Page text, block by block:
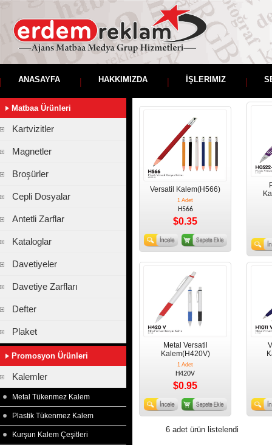
ANASAYFA HAKKIMIZDA İŞLERIMIZ
Matbaa Ürünleri
Kartvizitler
Magnetler
Broşürler
Cepli Dosyalar
Antetli Zarflar
Kataloglar
Davetiyeler
Davetiye Zarfları
Defter
Plaket
Promosyon Ürünleri
Kalemler
Metal Tükenmez Kalem
Plastik Tükenmez Kalem
Kurşun Kalem Çeşitleri
Versatil Kalem(H566)
1 Adet
H566
$0.35
Metal Versatil
Kalem(H420V)
1 Adet
H420V
$0.95
6 adet ürün listelendi